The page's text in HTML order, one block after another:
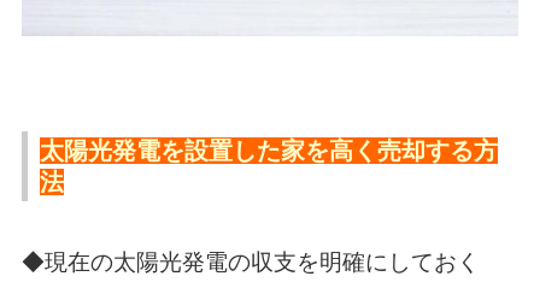
太陽光発電を設置した家を高く売却する方
法
◆現在の太陽光発電の収支を明確にしておく